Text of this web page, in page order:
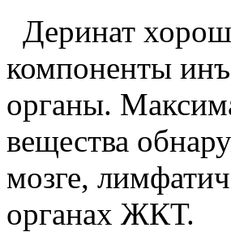
Деринат
компоненты
органы.
вещества
мозге,
органах ЖКТ.